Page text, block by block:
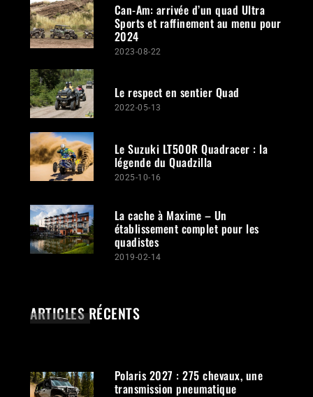
Can-Am: arrivée d’un quad Ultra
Sports et raffinement au menu pour
2024
2023-08-22
Le respect en sentier Quad
2022-05-13
Le Suzuki LT500R Quadracer : la
légende du Quadzilla
2025-10-16
La cache à Maxime – Un
établissement complet pour les
quadistes
2019-02-14
ARTICLES RÉCENTS
Polaris 2027 : 275 chevaux, une
transmission pneumatique